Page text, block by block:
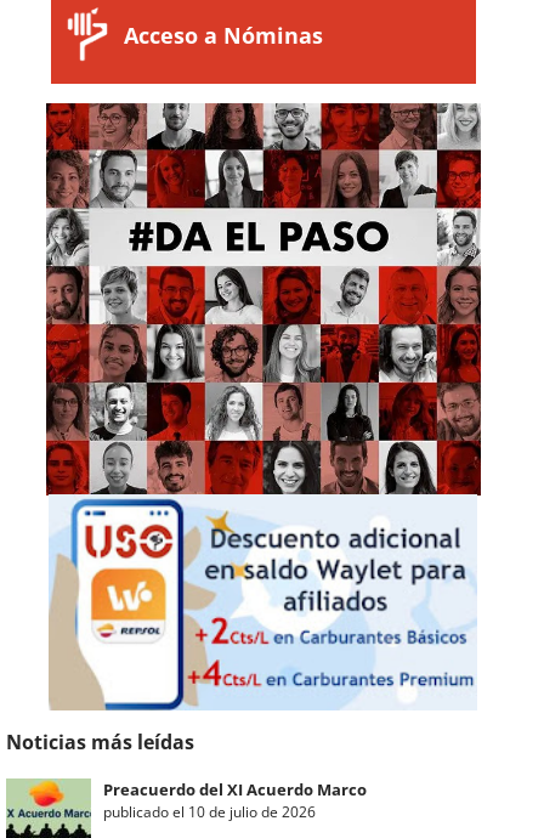
Acceso a Nóminas
Noticias más leídas
Preacuerdo del XI Acuerdo Marco
publicado el 10 de julio de 2026